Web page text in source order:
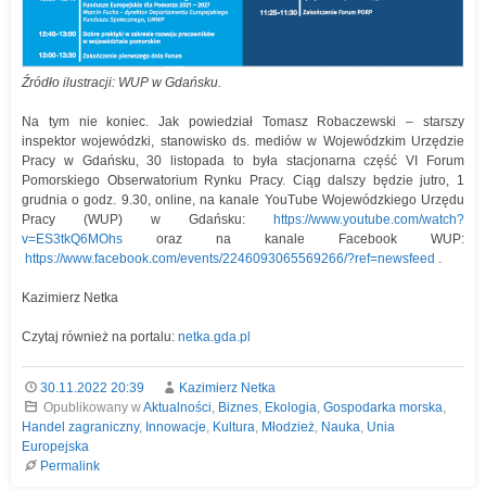
Źródło ilustracji: WUP w Gdańsku.
Na tym nie koniec. Jak powiedział Tomasz Robaczewski – starszy
inspektor wojewódzki, stanowisko ds. mediów w Wojewódzkim Urzędzie
Pracy w Gdańsku, 30 listopada to była stacjonarna część VI Forum
Pomorskiego Obserwatorium Rynku Pracy. Ciąg dalszy będzie jutro, 1
grudnia o godz. 9.30, online, na kanale YouTube Wojewódzkiego Urzędu
Pracy (WUP) w Gdańsku: https://www.youtube.com/watch?
v=ES3tkQ6MOhs oraz na kanale Facebook WUP:
https://www.facebook.com/events/2246093065569266/?ref=newsfeed
Kazimierz Netka
Czytaj również na portalu: netka.gda.pl
30.11.2022 20:39
Kazimierz Netka
Opublikowany wAktualności Biznes, Ekologia Gospodarka morska
Handel zagraniczny, Innowacje Kultura Młodzież Nauka Unia
Europejska
Permalink